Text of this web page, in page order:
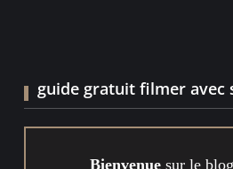
guide gratuit filmer avec
Bienvenuesur le